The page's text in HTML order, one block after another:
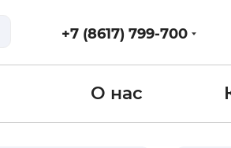
+7 (8617) 799-700
О нас